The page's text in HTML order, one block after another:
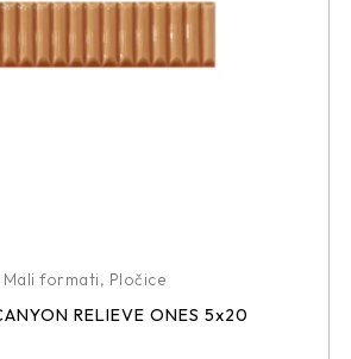
Mali formati, Pločice
RELIEVE ONES 5x20